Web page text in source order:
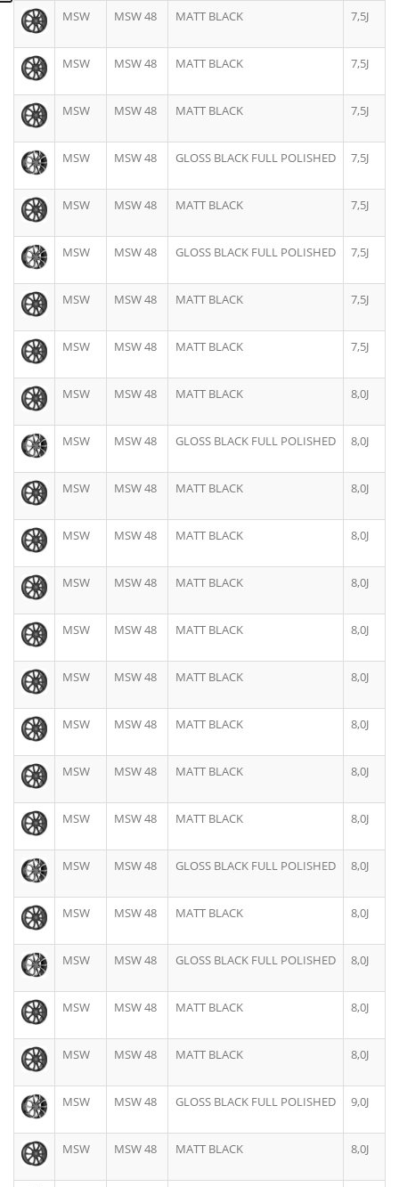
MSW MSW 48 MATT BLACK 7,5J
MSW MSW 48 MATT BLACK 7,5J
MSW MSW 48 MATT BLACK 7,5J
MSW MSW 48 GLOSS BLACK FULL POLISHED 7,5J
MSW MSW 48 MATT BLACK 7,5J
MSW MSW 48 GLOSS BLACK FULL POLISHED 7,5J
MSW MSW 48 MATT BLACK 7,5J
MSW MSW 48 MATT BLACK 7,5J
MSW MSW 48 MATT BLACK 8,0J
MSW MSW 48 GLOSS BLACK FULL POLISHED 8,0J
MSW MSW 48 MATT BLACK 8,0J
MSW MSW 48 MATT BLACK 8,0J
MSW MSW 48 MATT BLACK 8,0J
MSW MSW 48 MATT BLACK 8,0J
MSW MSW 48 MATT BLACK 8,0J
MSW MSW 48 MATT BLACK 8,0J
MSW MSW 48 MATT BLACK 8,0J
MSW MSW 48 MATT BLACK 8,0J
MSW MSW 48 GLOSS BLACK FULL POLISHED 8,0J
MSW MSW 48 MATT BLACK 8,0J
MSW MSW 48 GLOSS BLACK FULL POLISHED 8,0J
MSW MSW 48 MATT BLACK 8,0J
MSW MSW 48 MATT BLACK 8,0J
MSW MSW 48 GLOSS BLACK FULL POLISHED 9,0J
MSW MSW 48 MATT BLACK 8,0J